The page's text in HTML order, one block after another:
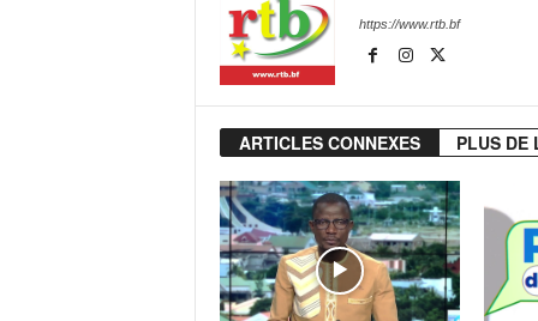
https://www.rtb.bf
ARTICLES CONNEXES PLUS DE